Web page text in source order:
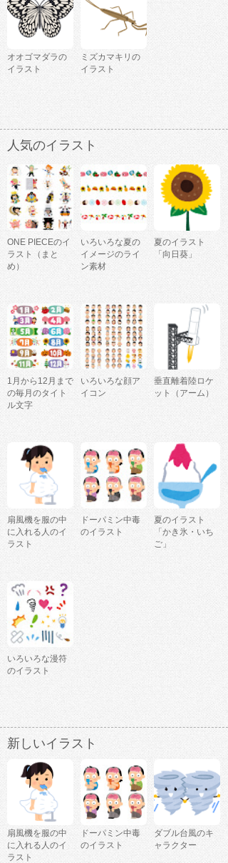
オオゴマダラの
イラスト
ミズカマキリの
イラスト
人気のイラスト
ONE PIECEのイ
ラスト（まと
め）
いろいろな夏の
イメージのライ
ン素材
夏のイラスト
「向日葵」
1月から12月まで
の毎月のタイト
ル文字
いろいろな顔ア
イコン
垂直離着陸ロケ
ット（アーム）
扇風機を服の中
に入れる人のイ
ラスト
ドーパミン中毒
のイラスト
夏のイラスト
「かき氷・いち
ご」
いろいろな漫符
のイラスト
新しいイラスト
扇風機を服の中
に入れる人のイ
ラスト
ドーパミン中毒
のイラスト
ダブル台風のキ
ャラクター